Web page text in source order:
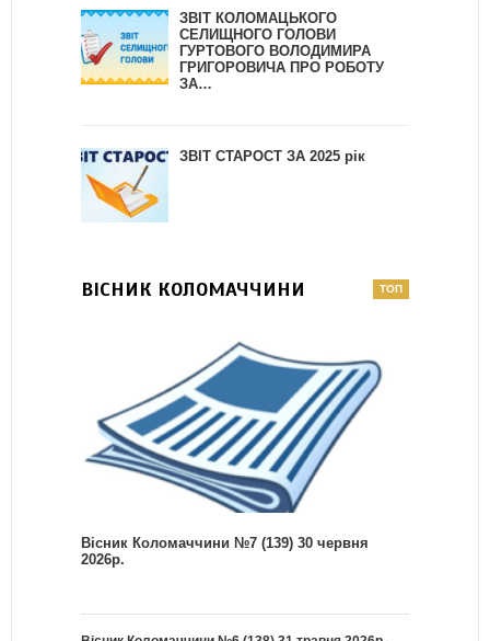
ЗВІТ КОЛОМАЦЬКОГО
СЕЛИЩНОГО ГОЛОВИ
ГУРТОВОГО ВОЛОДИМИРА
ГРИГОРОВИЧА ПРО РОБОТУ
ЗА…
ЗВІТ СТАРОСТ ЗА 2025 рік
ВІСНИК КОЛОМАЧЧИНИ
Вісник Коломаччини №7 (139) 30 червня
2026р.